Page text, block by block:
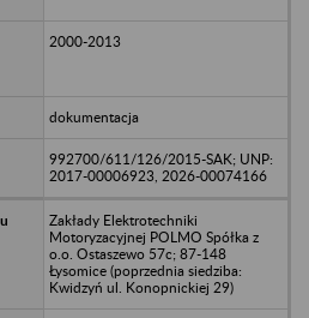
2000-2013
dokumentacja
992700/611/126/2015-SAK; UNP:
2017-00006923, 2026-00074166
Zakłady Elektrotechniki
Motoryzacyjnej POLMO Spółka z
o.o. Ostaszewo 57c; 87-148
Łysomice (poprzednia siedziba:
Kwidzyń ul. Konopnickiej 29)